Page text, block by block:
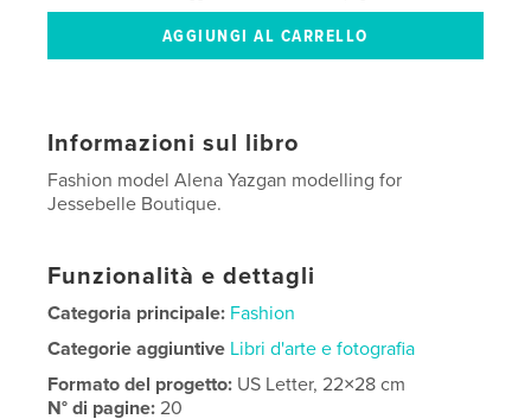
Informazioni sul libro
Fashion model Alena Yazgan modelling for
Jessebelle Boutique.
Funzionalità e dettagli
Categoria principale: Fashion
Categorie aggiuntive Libri d'arte e fotografia
Formato del progetto: US Letter, 22×28 cm
N° di pagine:20